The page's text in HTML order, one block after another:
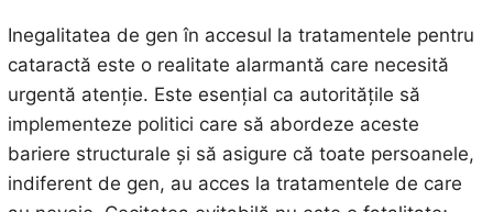
Inegalitatea de gen în accesul la tratamentele pentru
cataractă este o realitate alarmantă care necesită
urgentă atenție. Este esențial ca autoritățile să
implementeze politici care să abordeze aceste
bariere structurale și să asigure că toate persoanele,
indiferent de gen, au acces la tratamentele de care